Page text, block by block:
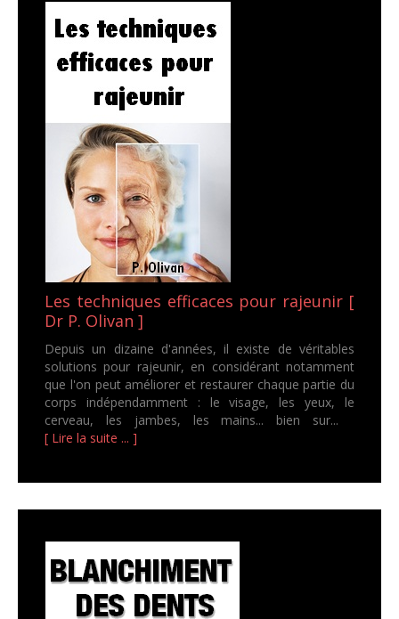
Les techniques efficaces pour rajeunir [
Dr P. Olivan ]
Depuis un dizaine d'années, il existe de véritables
solutions pour rajeunir, en considérant notamment
que l'on peut améliorer et restaurer chaque partie du
corps indépendamment : le visage, les yeux, le
cerveau, les jambes, les mains... bien sur...
[ Lire la suite ... ]